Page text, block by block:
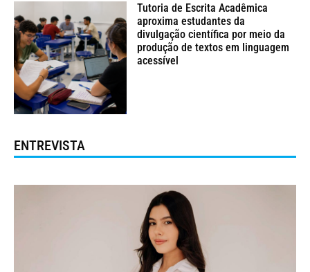
Tutoria de Escrita Acadêmica
aproxima estudantes da
divulgação científica por meio da
produção de textos em linguagem
acessível
ENTREVISTA